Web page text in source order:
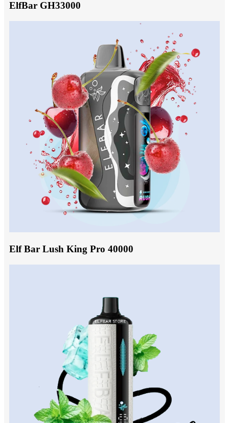
ElfBar GH33000
Elf Bar Lush King Pro 40000